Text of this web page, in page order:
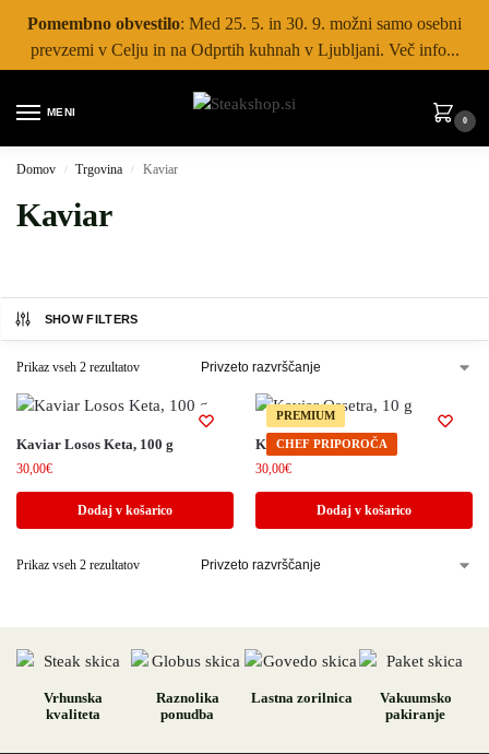
Pomembno obvestilo: Med 25. 5. in 30. 9. možni samo osebni
prevzemi v Celju in na Odprtih kuhnah v Ljubljani. Več info...
MENI
0
Domov / Trgovina / Kaviar
Kaviar
SHOW FILTERS
Prikaz vseh 2 rezultatov
Kaviar Losos Keta, 100 g
30,00€
Dodaj v košarico
PREMIUM
CHEF PRIPOROČA
Kaviar Ossetra, 10 g
30,00€
Dodaj v košarico
Prikaz vseh 2 rezultatov
Vrhunska
kvaliteta
Raznolika
ponudba
Lastna zorilnica
Vakuumsko
pakiranje